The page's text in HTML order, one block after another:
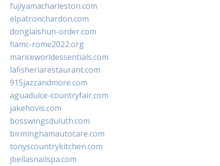
fujiyamacharleston.com
elpatronchardon.com
donglaishun-order.com
fiamc-rome2022.org
mariceworldessentials.com
lafisheriarestaurant.com
915jazzandmore.com
aguadulce-countryfair.com
jakehovis.com
bosswingsduluth.com
birminghamautocare.com
tonyscountrykitchen.com
jbellasnailspa.com